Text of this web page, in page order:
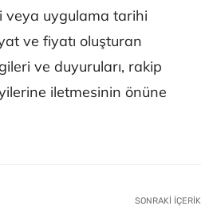
veya uygulama tarihi
ve fiyatı oluşturan
ve duyuruları, rakip
iletmesinin önüne
SONRAKI İÇERIK